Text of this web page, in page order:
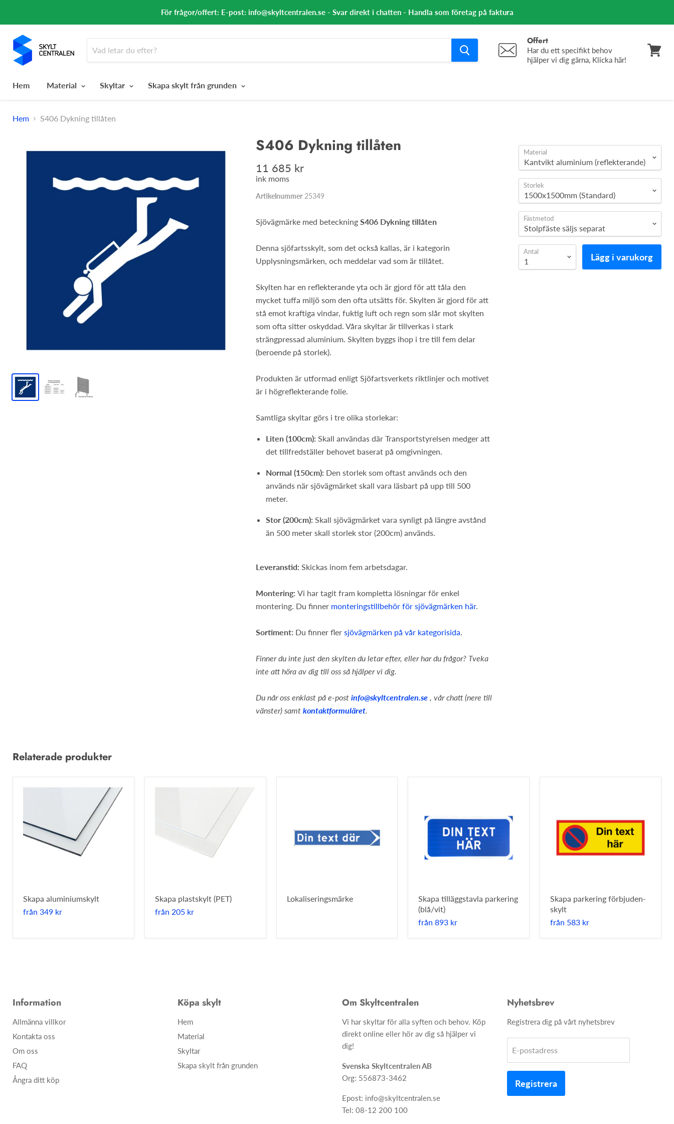
För frågor/offert: E-post: info@skyltcentralen.se - Svar direkt i chatten - Handla som företag på faktura
Offert
Har du ett specifikt behov
hjälper vi dig gärna, Klicka här!
Hem
Material Skyltar Skapa skylt från grunden
Hem S406 Dykning tillåten
S406 Dykning tillåten
11 685 kr
ink moms
Artikelnummer 25349
Sjövägmärke med beteckningS406 Dykning tillåten
Denna sjöfartsskylt, som det också kallas, är i kategorin
Upplysningsmärken, och meddelar vad som är tillåtet.
Skylten har en reflekterande yta och är gjord för att tåla den
mycket tuffa miljö som den ofta utsätts för. Skylten är gjord för att
stå emot kraftiga vindar, fuktig luft och regn som slår mot skylten
som ofta sitter oskyddad. Våra skyltar är tillverkas i stark
strängpressad aluminium. Skylten byggs ihop i tre till fem delar
(beroende på storlek).
Produkten är utformad enligt Sjöfartsverkets riktlinjer och motivet
är i högreflekterande folie.
Samtliga skyltar görs i tre olika storlekar:
Liten (100cm):Skall användas där Transportstyrelsen medger att
det tillfredställer behovet baserat på omgivningen.
Normal (150cm): Den storlek som oftast används och den
används när sjövägmärket skall vara läsbart på upp till 500
meter.
Stor (200cm):Skall sjövägmärket vara synligt på längre avstånd
än 500 meter skall storlek stor (200cm) används.
Leveranstid: Skickas inom fem arbetsdagar.
Montering:Vi har tagit fram kompletta lösningar för enkel
montering. Du finner monteringstillbehör för sjövägmärken här.
Sortiment: Du finner flersjövägmärken på vår kategorisida.
Finner du inte just den skylten du letar efter, eller har du frågor? Tveka
inte att höra av dig till oss så hjälper vi dig.
Du når oss enklast på e-postinfo@skyltcentralen.se , vår chatt (nere till
vänster) samtkontaktformuläret.
Material
Storlek
Fästmetod
Antal Lägg i varukorg
Relaterade produkter
Skapa aluminiumskylt
från 349 kr
Skapa plastskylt (PET)
från 205 kr
Lokaliseringsmärke
Skapa tilläggstavla parkering
(blå/vit)
från 893 kr
Skapa parkering förbjuden-
skylt
från 583 kr
Information
Allmänna villkor
Kontakta oss
Om oss
FAQ
Ångra ditt köp
Köpa skylt
Hem
Material
Skyltar
Skapa skylt från grunden
Om Skyltcentralen
Vi har skyltar för alla syften och behov. Köp
direkt online eller hör av dig så hjälper vi
dig!
Svenska Skyltcentralen AB
Org: 556873-3462
Epost: info@skyltcentralen.se
Tel: 08-12 200 100
Nyhetsbrev
Registrera dig på vårt nyhetsbrev
E-postadress
Registrera